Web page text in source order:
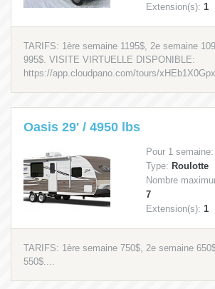
Extension(s): 1
TARIFS: 1ère semaine 1195$, 2e semaine
995$. VISITE VIRTUELLE DISPONIBLE:
https://app.cloudpano.com/tours/
Oasis 29' / 4950 lbs
Pour 1 semaine:
Type: Roulotte
Nombre
7
Extension(s): 1
TARIFS: 1ère semaine 750$, 2e semaine
550$....